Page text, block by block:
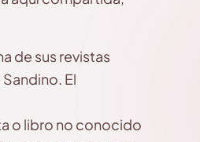
de sus revistas
El
o libro no conocido